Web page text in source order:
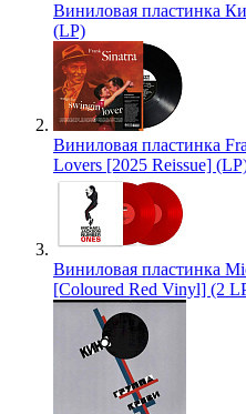
Виниловая пластинка
(LP)
Виниловая пластинка
Lovers [2025 Reissue]
Виниловая пластинка
[Coloured Red Vinyl] (2